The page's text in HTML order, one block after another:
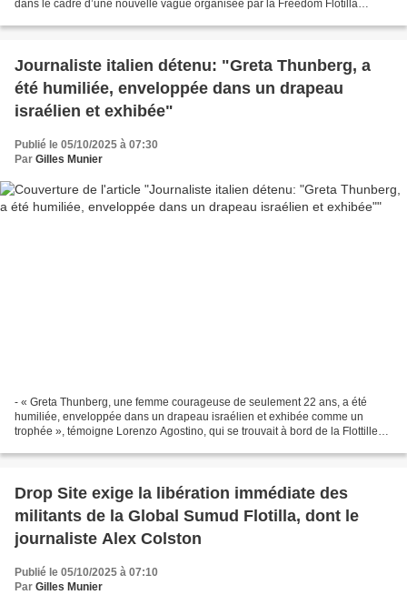
dans le cadre d’une nouvelle vague organisée par la Freedom Flotilla
Journaliste italien détenu: "Greta Thunberg, a
été humiliée, enveloppée dans un drapeau
israélien et exhibée"
Publié le 05/10/2025 à 07:30
Par Gilles Munier
- « Greta Thunberg, une femme courageuse de seulement 22 ans, a été
humiliée, enveloppée dans un drapeau israélien et exhibée comme un
trophée », témoigne Lorenzo Agostino, qui se trouvait à bord de la Flottille
Drop Site exige la libération immédiate des
militants de la Global Sumud Flotilla, dont le
journaliste Alex Colston
Publié le 05/10/2025 à 07:10
Par Gilles Munier